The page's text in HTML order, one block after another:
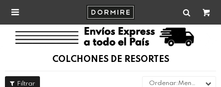

COLCHONES DE RESORTES
Menor precio